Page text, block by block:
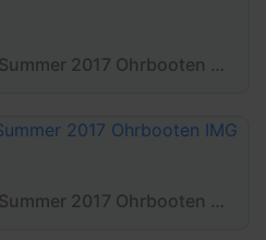
2017 08 17 Chiemsee Summer 2017 Ohrbooten IMG 0202 Rydle net
2017 08 17 Chiemsee Summer 2017 Ohrbooten IMG 0222 Rydle net